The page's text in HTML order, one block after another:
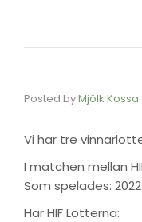
Posted byMjölk Kossa
Vi har tre
I matchen mellan
Som spelades:
Har HIF Lotterna: